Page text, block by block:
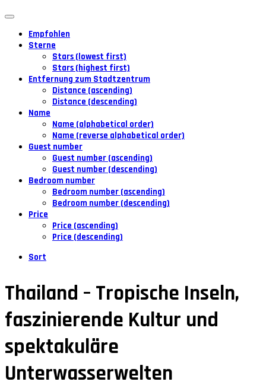
Empfohlen
Sterne
Stars (lowest first)
Stars (highest first)
Entfernung zum Stadtzentrum
Distance (ascending)
Distance (descending)
Name
Name (alphabetical order)
Name (reverse alphabetical order)
Guest number
Guest number (ascending)
Guest number (descending)
Bedroom number
Bedroom number (ascending)
Bedroom number (descending)
Price
Price (ascending)
Price (descending)
Sort
Thailand – Tropische Inseln,
faszinierende Kultur und
spektakuläre
Unterwasserwelten